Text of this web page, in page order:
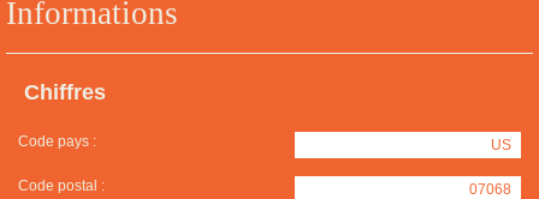
Informations
Chiffres
Code pays : US
Code postal : 07068